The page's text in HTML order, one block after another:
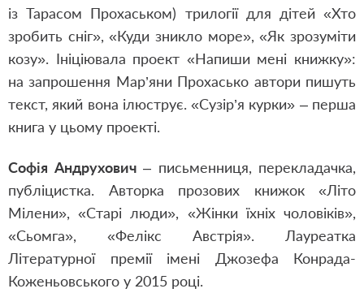
із Тарасом Прохаськом) трилогії для дітей «Хто
зробить сніг», «Куди зникло море», «Як зрозуміти
козу». Ініціювала проект «Напиши мені книжку»:
на запрошення Мар’яни Прохасько автори пишуть
текст, який вона ілюструє. «Сузір’я курки» – перша
книга у цьому проекті.
Софія Андрухович– письменниця, перекладачка,
публіцистка. Авторка прозових книжок «Літо
Мілени», «Старі люди», «Жінки їхніх чоловіків»,
«Сьомга», «Фелікс Австрія». Лауреатка
Літературної премії імені Джозефа Конрада-
Коженьовського у 2015 році.